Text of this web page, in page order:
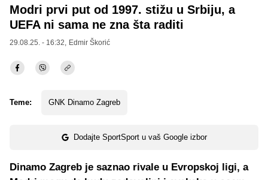
Modri prvi put od 1997. stižu u Srbiju, a
UEFA ni sama ne zna šta raditi
29.08.25. - 16:32, Edmir Škorić
Teme: GNK Dinamo Zagreb
Dodajte SportSport u vaš Google izbor
Dinamo Zagreb je saznao rivale u Evropskoj ligi, a